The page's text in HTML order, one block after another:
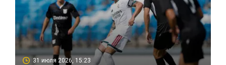
31 июля 2026, 15:23